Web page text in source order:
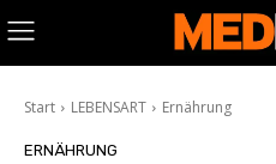
Start LEBENSART Ernährung
ERNÄHRUNG